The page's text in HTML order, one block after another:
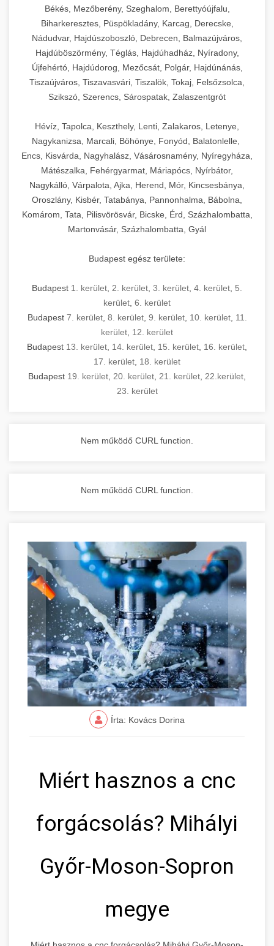
Békés, Mezőberény, Szeghalom, Berettyóújfalu,
Biharkeresztes, Püspökladány, Karcag, Derecske,
Nádudvar, Hajdúszoboszló, Debrecen, Balmazújváros,
Hajdúböszörmény, Téglás, Hajdúhadház, Nyíradony,
Újfehértó, Hajdúdorog, Mezőcsát, Polgár, Hajdúnánás,
Tiszaújváros, Tiszavasvári, Tiszalök, Tokaj, Felsőzsolca,
Szikszó, Szerencs, Sárospatak, Zalaszentgrót
Hévíz, Tapolca, Keszthely, Lenti, Zalakaros, Letenye,
Nagykanizsa, Marcali, Böhönye, Fonyód, Balatonlelle,
Encs, Kisvárda, Nagyhalász, Vásárosnamény, Nyíregyháza,
Mátészalka, Fehérgyarmat, Máriapócs, Nyírbátor,
Nagykálló, Várpalota, Ajka, Herend, Mór, Kincsesbánya,
Oroszlány, Kisbér, Tatabánya, Pannonhalma, Bábolna,
Komárom, Tata, Pilisvörösvár, Bicske, Érd, Százhalombatta,
Martonvásár, Százhalombatta, Gyál
Budapest egész területe:
Budapest 1. kerület 2. kerület 3. kerület 4. kerület 5.
kerület 6. kerület
Budapest 7. kerület, 8. kerület, 9. kerület, 10. kerület, 11.
kerület 12. kerület
Budapest 13. kerület 14. kerület 15. kerület 16. kerület
17. kerület 18. kerület
Budapest 19. kerület 20. kerület 21. kerület 22.kerület
23. kerület
Nem működő CURL function.
Nem működő CURL function.
Írta: Kovács Dorina
Miért hasznos a cnc
forgácsolás? Mihályi
Győr-Moson-Sopron
megye